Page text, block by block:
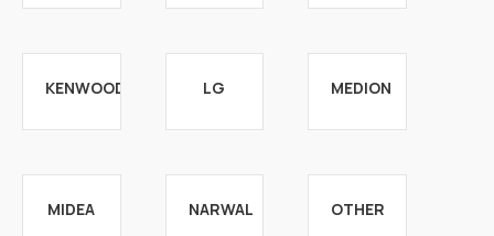
KENWOOD LG MEDION
MIDEA NARWAL OTHER